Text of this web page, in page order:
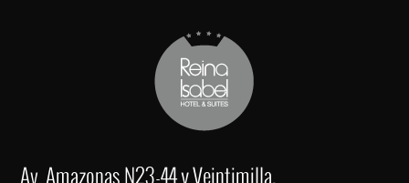
Av. Amazonas N23-44 y Veintimilla,